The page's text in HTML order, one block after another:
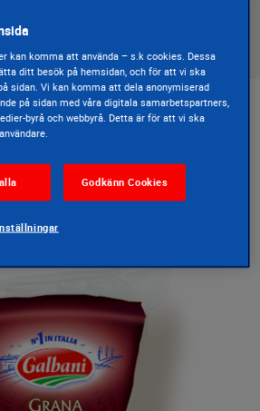
kan komma att använda – s.k cookies. Dessa
ditt besök på hemsidan, och för att vi ska
sidan. Vi kan komma att dela anonymiserad
på sidan med våra digitala samarbetspartners,
byrå och webbyrå. Detta är för att vi ska
Godkänn Cookies